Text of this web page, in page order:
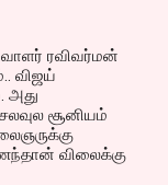
ரவிவர்மன்
விஜய்
அது
சூனியம்
விலைக்கு